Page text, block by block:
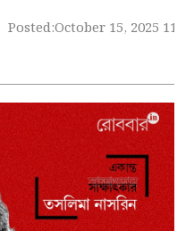
Posted:October 15, 2025